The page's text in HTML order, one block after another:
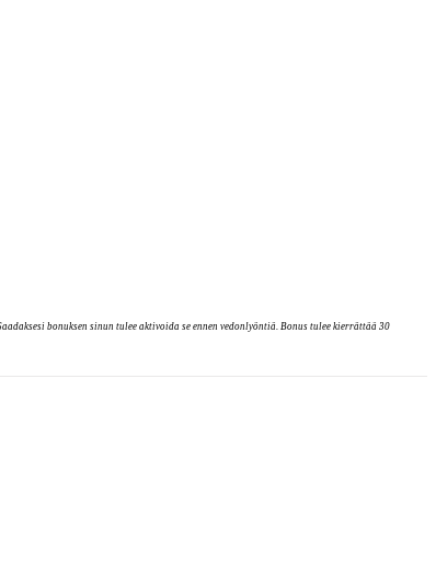
bonuksen sinun tulee aktivoida se ennen vedonlyöntiä. Bonus tulee kierrättää 30